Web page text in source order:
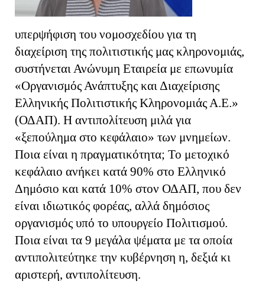
υπερψήφιση του νομοσχεδίου για τη
διαχείριση της πολιτιστικής μας κληρονομιάς,
συστήνεται Ανώνυμη Εταιρεία με επωνυμία
«Οργανισμός Ανάπτυξης και Διαχείρισης
Ελληνικής Πολιτιστικής Κληρονομιάς Α.Ε.»
(ΟΔΑΠ). Η αντιπολίτευση μιλά για
«ξεπούλημα στο κεφάλαιο» των μνημείων.
Ποια είναι η πραγματικότητα; Το μετοχικό
κεφάλαιο ανήκει κατά 90% στο Ελληνικό
Δημόσιο και κατά 10% στον ΟΔΑΠ, που δεν
είναι ιδιωτικός φορέας, αλλά δημόσιος
οργανισμός υπό το υπουργείο Πολιτισμού.
Ποια είναι τα 9 μεγάλα ψέματα με τα οποία
αντιπολιτεύτηκε την κυβέρνηση η, δεξιά κι
αριστερή, αντιπολίτευση.